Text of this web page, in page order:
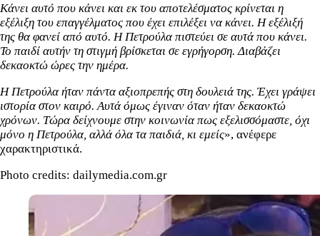
Κάνει αυτό που κάνει και εκ του αποτελέσματος κρίνεται η
εξέλιξη του επαγγέλματος που έχει επιλέξει να κάνει. Η εξέλιξή
της θα φανεί από αυτό. Η Πετρούλα πιστεύει σε αυτά που κάνει.
Το παιδί αυτήν τη στιγμή βρίσκεται σε εγρήγορση. Διαβάζει
δεκαοκτώ ώρες την ημέρα.
Η Πετρούλα ήταν πάντα αξιοπρεπής στη δουλειά της. Έχει γράψει
ιστορία στον καιρό. Αυτά όμως έγιναν όταν ήταν δεκαοκτώ
χρόνων. Τώρα δείχνουμε στην κοινωνία πως εξελισσόμαστε, όχι
μόνο η Πετρούλα, αλλά όλα τα παιδιά, κι εμείς», ανέφερε
χαρακτηριστικά.
Photo credits: dailymedia.com.gr